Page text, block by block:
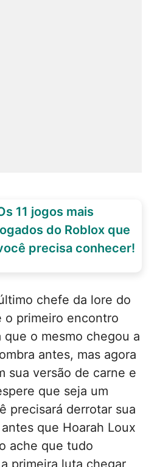
11 jogos mais
do Roblox que
precisa conhecer!
chefe da lore do
o primeiro encontro
o mesmo chegou a
antes, mas agora
sua versão de carne e
que seja um
precisará derrotar sua
que Hoarah Loux
ache que tudo
primeira luta chegar